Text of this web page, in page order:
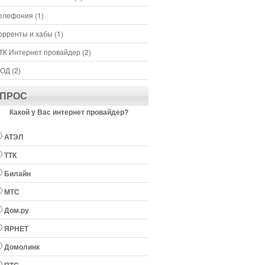
(1)
и хабы (1)
Интернет провайдер (2)
(2)
Какой у Вас интернет провайдер?
АТЭЛ
ТТК
Билайн
МТС
Дом.ру
ЯРНЕТ
Домолинк